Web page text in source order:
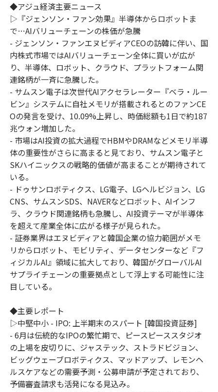
◆アジュ経済主要ニュース
▷『ジェンソン・ファン効果』半導体からロボットま
で…AIバリューチェーンの株価が急騰
- ジェンソン・ファンエヌビディアCEOの訪韓に伴い、国
内株式市場ではAIバリューチェーン全体に買いが広が
り、半導体、ロボット、クラウド、プラットフォーム関
連銘柄が一斉に急騰した。
- サムスン電子は次世代AIアクセラレーター『ベラ・ルー
ビン』システムに自社メモリが搭載されるとのファンCE
Oの発言を受け、10.09%上昇し、時価総額も1日で約187
兆ウォン増加した。
- 市場はAI投資の拡大過程でHBMやDRAMなどメモリ半導
体の重要性がさらに高まると見ており、サムスン電子と
SKハイニックスの戦略的価値が高まることが期待されて
いる。
- ドゥサンロボティクス、LG電子、LGヘルビジョン、LG
CNS、サムスンSDS、NAVERなどロボット、AIインフ
ラ、クラウド関連銘柄も急騰し、AI投資テーマが半導体
を超えて産業全体に広がる様子が見られた。
- 証券業界はエヌビディアと韓国企業の協力範囲がメモ
リからロボット、モビリティ、データセンターなど『フ
ィジカルAI』領域に拡大しており、韓国がグローバルAI
サプライチェーンの重要拠点として浮上する可能性に注
目している。
◆主要レポート
▷中堅中小 - IPO: 上半期末のスパート [韓国投資証券]
- 6月は伝統的なIPOの繁忙期で、ピースピーススタジオ
の上場を皮切りに、ジャステック、ストラドビジョン、
ビッグウェーブロボティクス、マッドアップ、レモンヘ
ルスケアなどの需要予測・公募申請が予定されており、
予備審査請求も活発になる見込み。